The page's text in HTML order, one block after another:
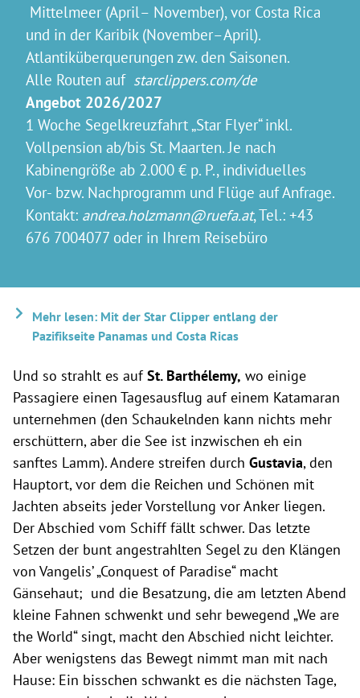
Mittelmeer (April– November), vor Costa Rica
und in der Karibik (November–April).
Atlantiküberquerungen zw. den Saisonen.
Alle Routen auf starclippers.com/de
Angebot 2026/2027
1 Woche Segelkreuzfahrt „Star Flyer“ inkl.
Vollpension ab/bis St. Maarten. Je nach
Kabinengröße ab 2.000 € p. P., individuelles
Vor- bzw. Nachprogramm und Flüge auf Anfrage.
Kontakt: andrea.holzmann@ruefa.at, Tel.: +43
676 7004077 oder in Ihrem Reisebüro
Mehr lesen: Mit der Star Clipper entlang der
Pazifikseite Panamas und Costa Ricas
Und so strahlt es aufSt. Barthélemy, wo einige
Passagiere einen Tagesausflug auf einem Katamaran
unternehmen (den Schaukelnden kann nichts mehr
erschüttern, aber die See ist inzwischen eh ein
sanftes Lamm). Andere streifen durch Gustavia, den
Hauptort, vor dem die Reichen und Schönen mit
Jachten abseits jeder Vorstellung vor Anker liegen.
Der Abschied vom Schiff fällt schwer. Das letzte
Setzen der bunt angestrahlten Segel zu den Klängen
von Vangelis’ „Conquest of Paradise“ macht
Gänsehaut; und die Besatzung, die am letzten Abend
kleine Fahnen schwenkt und sehr bewegend „We are
the World“ singt, macht den Abschied nicht leichter.
Aber wenigstens das Bewegt nimmt man mit nach
Hause: Ein bisschen schwankt es die nächsten Tage,